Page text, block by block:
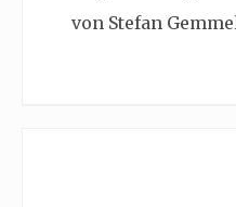
von Stefan